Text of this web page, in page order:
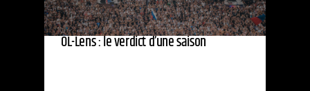
OL-Lens : le verdict d’une saison